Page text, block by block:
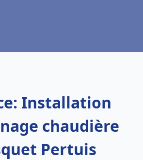
Installation
chaudière
Pertuis